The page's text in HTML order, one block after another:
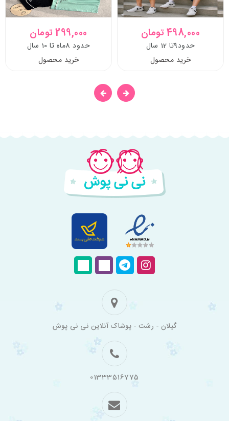
498,000 تومان
حدود9تا 12 سال
خرید محصول
299,000 تومان
حدود 8ماه تا 10 سال
خرید محصول
گیلان - رشت - پوشاک آنلاین نی نی پوش
01333516775